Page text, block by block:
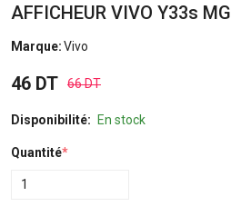
AFFICHEUR VIVO Y33s MG
Marque:Vivo
46 DT 66 DT
Disponibilité: En stock
Quantité*